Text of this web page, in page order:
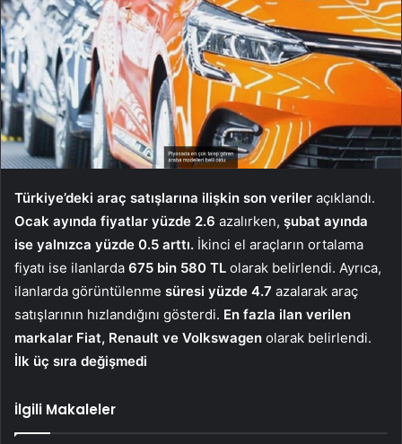
Türkiye’deki araç satışlarına ilişkin son veriler açıklandı.
Ocak ayında fiyatlar yüzde 2.6 azalırken, şubat ayında
ise yalnızca yüzde 0.5 arttı. İkinci el araçların ortalama
fiyatı ise ilanlarda 675 bin 580 TL olarak belirlendi. Ayrıca,
ilanlarda görüntülenme süresi yüzde 4.7 azalarak araç
satışlarının hızlandığını gösterdi. En fazla ilan verilen
markalar Fiat, Renault ve Volkswagen olarak belirlendi.
İlk üç sıra değişmedi
İlgili Makaleler